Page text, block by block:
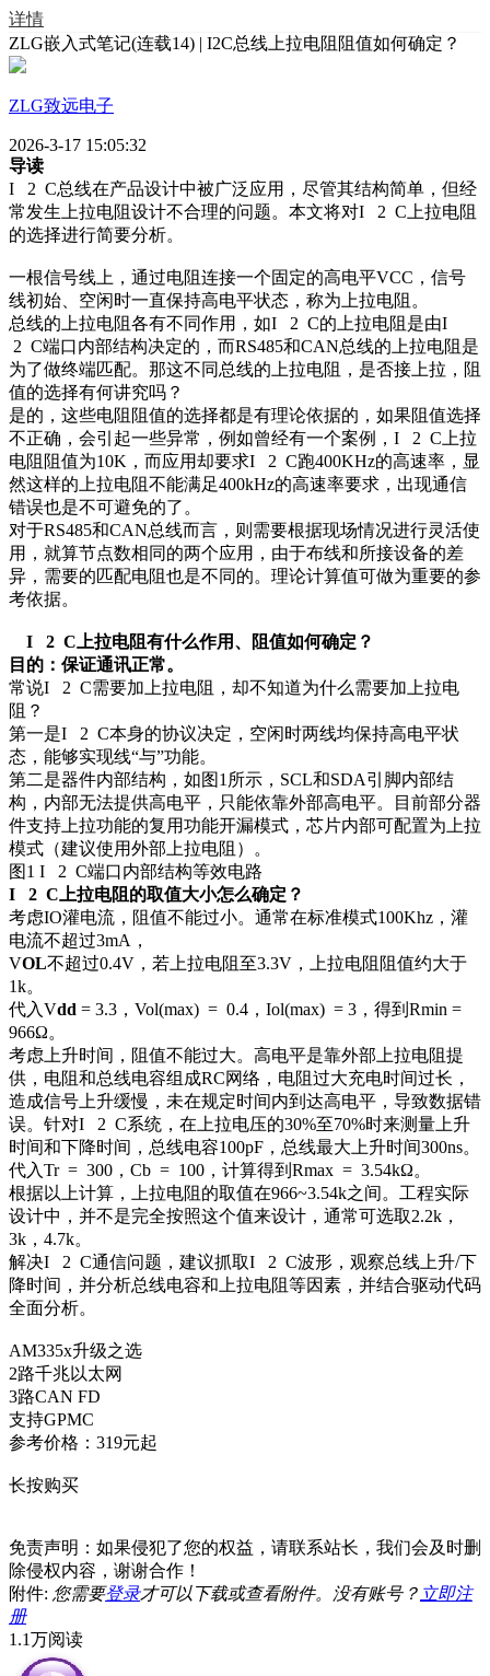
详情
ZLG嵌入式笔记(连载14) | I2C总线上拉电阻阻值如何确定？
ZLG致远电子
2026-3-17 15:05:32
导读
I 2 C总线在产品设计中被广泛应用，尽管其结构简单，但经
常发生上拉电阻设计不合理的问题。本文将对I 2 C 上拉电阻
的选择进行简要分析。
一根信号线上，通过电阻连接一个固定的高电平VCC，信号
线初始、空闲时一直保持高电平状态，称为上拉电阻。
总线的上拉电阻各有不同作用，如I 2 C的上拉电阻是由I
2 C端口内部结构决定的，而RS485和CAN总线的上拉电阻是
为了做终端匹配。那这不同总线的上拉电阻，是否接上拉，阻
值的选择有何讲究吗？
是的，这些电阻阻值的选择都是有理论依据的，如果阻值选择
不正确，会引起一些异常，例如曾经有一个案例，I 2 C上拉
电阻阻值为10K，而应用却要求I 2 C跑400KHz的高速率，显
然这样的上拉电阻不能满足400kHz的高速率要求，出现通信
错误也是不可避免的了。
对于RS485和CAN总线而言，则需要根据现场情况进行灵活使
用，就算节点数相同的两个应用，由于布线和所接设备的差
异，需要的匹配电阻也是不同的。理论计算值可做为重要的参
考依据。
I 2 C上拉电阻有什么作用、阻值如何确定？
目的：保证通讯正常。
常说I 2 C需要加上拉电阻，却不知道为什么需要加上拉电
阻？
第一是I 2 C本身的协议决定，空闲时两线均保持高电平状
态，能够实现线“与”功能。
第二是器件内部结构，如图1所示，SCL和SDA引脚内部结
构，内部无法提供高电平，只能依靠外部高电平。目前部分器
件支持上拉功能的复用功能开漏模式，芯片内部可配置为上拉
模式（建议使用外部上拉电阻）。
图1 I 2 C端口内部结构等效电路
I 2 C上拉电阻的取值大小怎么确定？
考虑IO灌电流，阻值不能过小。通常在标准模式100Khz，灌
电流不超过3mA，
VOL不超过0.4V，若上拉电阻至3.3V，上拉电阻阻值约大于
1k。
代入Vdd = 3.3，Vol(max) = 0.4，Iol(max) = 3，得到Rmin =
966Ω。
考虑上升时间，阻值不能过大。高电平是靠外部上拉电阻提
供，电阻和总线电容组成RC网络，电阻过大充电时间过长，
造成信号上升缓慢，未在规定时间内到达高电平，导致数据错
误。针对I 2 C系统，在上拉电压的30%至70%时来测量上升
时间和下降时间，总线电容100pF，总线最大上升时间300ns。
代入Tr = 300，Cb = 100，计算得到Rmax = 3.54kΩ。
根据以上计算，上拉电阻的取值在966~3.54k之间。工程实际
设计中，并不是完全按照这个值来设计，通常可选取2.2k，
3k，4.7k。
解决I 2 C通信问题，建议抓取I 2 C波形，观察总线上升/下
降时间，并分析总线电容和上拉电阻等因素，并结合驱动代码
全面分析。
AM335x升级之选
2路千兆以太网
3路CAN FD
支持GPMC
参考价格：319元起
长按购买
免责声明：如果侵犯了您的权益，请联系站长，我们会及时删
除侵权内容，谢谢合作！
附件: 您需要登录才可以下载或查看附件。没有账号？ 立即注
册
1.1万阅读